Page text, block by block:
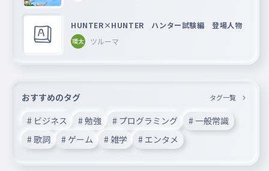
HUNTER×HUNTER ハンター試験編 登場人物
ツルーマ
おすすめのタグ タグ一覧
# ビジネス # 勉強 # プログラミング
# 一般常識
# 歌詞
# ゲーム # 雑学 # エンタメ